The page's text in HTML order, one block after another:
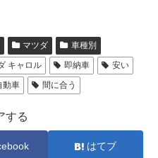
マツダ
車種別
キャロル 即納車
安い
動車 間に合う
する
はてブ